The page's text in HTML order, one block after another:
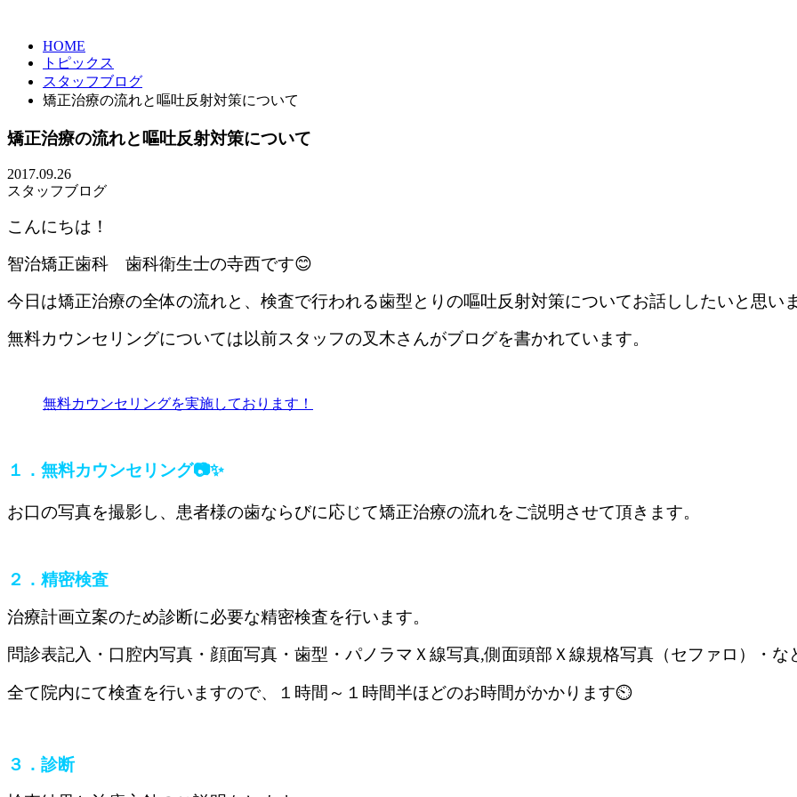
HOME
トピックス
スタッフブログ
矯正治療の流れと嘔吐反射対策について
矯正治療の流れと嘔吐反射対策について
2017.09.26
スタッフブログ
こんにちは！
智治矯正歯科 歯科衛生士の寺西です😊
今日は矯正治療の全体の流れと、検査で行われる歯型とりの嘔吐反射対策についてお話ししたいと思い
無料カウンセリングについては以前スタッフの叉木さんがブログを書かれています。
無料カウンセリングを実施しております！
１．無料カウンセリング📷✨
お口の写真を撮影し、患者様の歯ならびに応じて矯正治療の流れをご説明させて頂きます。
２．精密検査
治療計画立案のため診断に必要な精密検査を行います。
問診表記入・口腔内写真・顔面写真・歯型・パノラマＸ線写真,側面頭部Ｘ線規格写真（セファロ）・な
全て院内にて検査を行いますので、１時間～１時間半ほどのお時間がかかります⏲
３．診断